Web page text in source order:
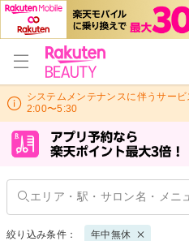
システムメンテナンスに伴うサー
2:00〜5:30
絞り込み条件： 年中無休